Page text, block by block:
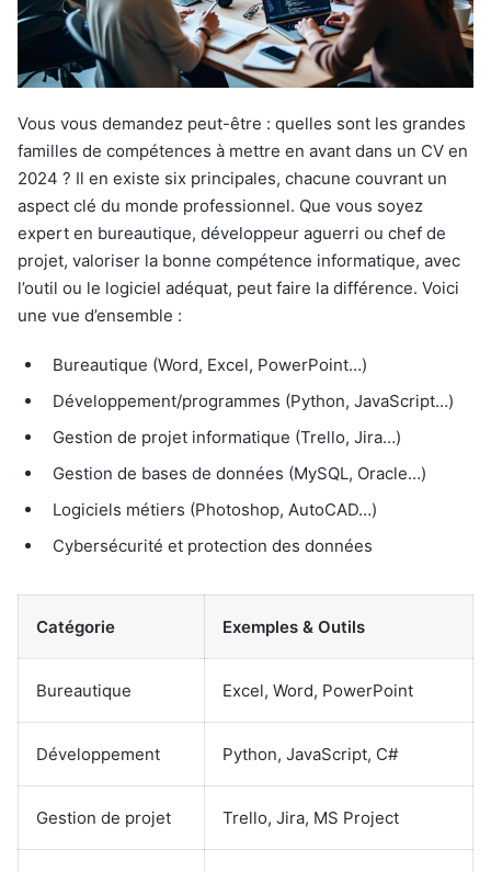
Vous vous demandez peut-être : quelles sont les grandes
familles de compétences à mettre en avant dans un CV en
2024 ? Il en existe six principales, chacune couvrant un
aspect clé du monde professionnel. Que vous soyez
expert en bureautique, développeur aguerri ou chef de
projet, valoriser la bonne compétence informatique, avec
l’outil ou le logiciel adéquat, peut faire la différence. Voici
une vue d’ensemble :
Bureautique (Word, Excel, PowerPoint…)
Développement/programmes (Python, JavaScript…)
Gestion de projet informatique (Trello, Jira…)
Gestion de bases de données (MySQL, Oracle…)
Logiciels métiers (Photoshop, AutoCAD…)
Cybersécurité et protection des données
Catégorie Exemples & Outils
Bureautique Excel, Word, PowerPoint
Développement Python, JavaScript, C#
Gestion de projet Trello, Jira, MS Project